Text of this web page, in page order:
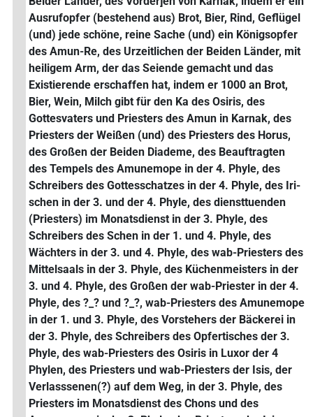
Ausrufopfer (bestehend aus) Brot, Bier, Rind, Geflügel
(und) jede schöne, reine Sache (und) ein Königsopfer
des Amun-Re, des Urzeitlichen der Beiden Länder, mit
heiligem Arm, der das Seiende gemacht und das
Existierende erschaffen hat, indem er 1000 an Brot,
Bier, Wein, Milch gibt für den Ka des Osiris, des
Gottesvaters und Priesters des Amun in Karnak, des
Priesters der Weißen (und) des Priesters des Horus,
des Großen der Beiden Diademe, des Beauftragten
des Tempels des Amunemope in der 4. Phyle, des
Schreibers des Gottesschatzes in der 4. Phyle, des Iri-
schen in der 3. und der 4. Phyle, des diensttuenden
(Priesters) im Monatsdienst in der 3. Phyle, des
Schreibers des Schen in der 1. und 4. Phyle, des
Wächters in der 3. und 4. Phyle, des wab-Priesters des
Mittelsaals in der 3. Phyle, des Küchenmeisters in der
3. und 4. Phyle, des Großen der wab-Priester in der 4.
Phyle, des ?_? und ?_?, wab-Priesters des Amunemope
in der 1. und 3. Phyle, des Vorstehers der Bäckerei in
der 3. Phyle, des Schreibers des Opfertisches der 3.
Phyle, des wab-Priesters des Osiris in Luxor der 4
Phylen, des Priesters und wab-Priesters der Isis, der
Verlasssenen(?) auf dem Weg, in der 3. Phyle, des
Priesters im Monatsdienst des Chons und des